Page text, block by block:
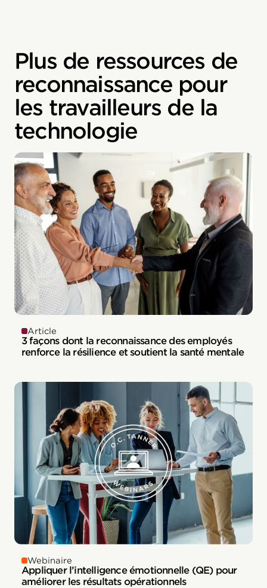
Plus de ressources de
reconnaissance pour
les travailleurs de la
technologie
Article
3 façons dont la reconnaissance des employés
renforce la résilience et soutient la santé mentale
Webinaire
Appliquer l’intelligence émotionnelle (QE) pour
améliorer les résultats opérationnels